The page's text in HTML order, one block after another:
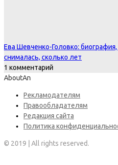
Ева Шевченко-Головко:
снималась, сколько лет
1 комментарий
AboutAn
Рекламодателям
Правообладателям
Редакция сайта
Политика
© 2019 | All rights reserved.